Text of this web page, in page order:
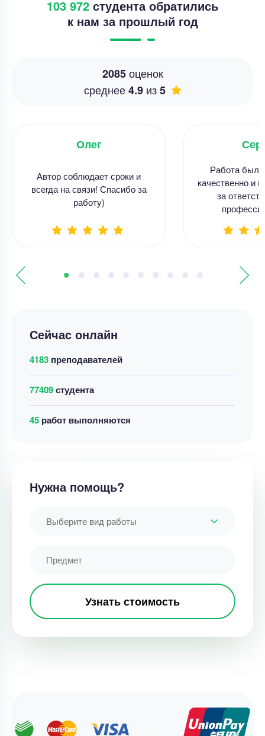
Сейчас онлайн
4183 преподавателей
77409студента
45 работ выполняются
Нужна помощь?
Выберите вид работы
Узнать стоимость
103 972 студента обратились
к нам за прошлый год
2085оценок
среднее4.9 из5
Олег
Автор соблюдает сроки и
всегда на связи! Спасибо за
работу)
Работа
качественно и
за